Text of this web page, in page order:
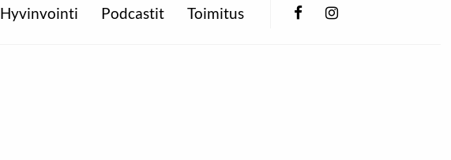
Hyvinvointi Podcastit Toimitus FacebookInstagram